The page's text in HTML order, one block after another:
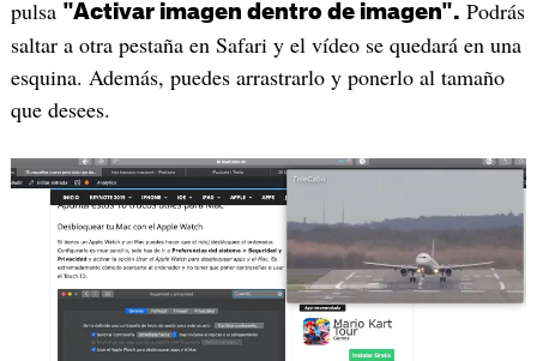
pulsa "Activar imagen dentro de imagen". Podrás
saltar a otra pestaña en Safari y el vídeo se quedará en una
esquina. Además, puedes arrastrarlo y ponerlo al tamaño
que desees.